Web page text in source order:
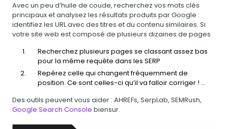
Avec un peu d’huile de coude, recherchez vos mots clés
principaux et analysez les résultats produits par Google :
identifiez les URL avec des titres et du contenu similaires. Si
votre site web est composé de plusieurs dizaines de pages
Recherchez plusieurs pages se classant assez bas
pour la même requête dans les SERP
Repérez celle qui changent fréquemment de
position. Ce sont celles-ci qu’il va falloir corriger ! ...
Des outils peuvent vous aider : AHREFs, SerpLab, SEMRush,
Google Search Console biensur.